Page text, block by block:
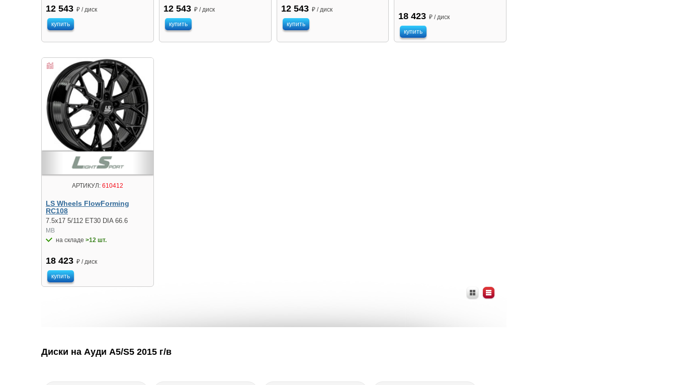
12 543 ₽ / диск
купить
12 543 ₽ / диск
купить
12 543 ₽ / диск
купить
18 423 ₽ / диск
купить
АРТИКУЛ:610412
LS Wheels FlowForming
RC108
7.5x17 5/112 ET30 DIA 66.6
MB
на складе >12 шт.
18 423 ₽ / диск
купить
Диски на Ауди A5/S5 2015 г/в